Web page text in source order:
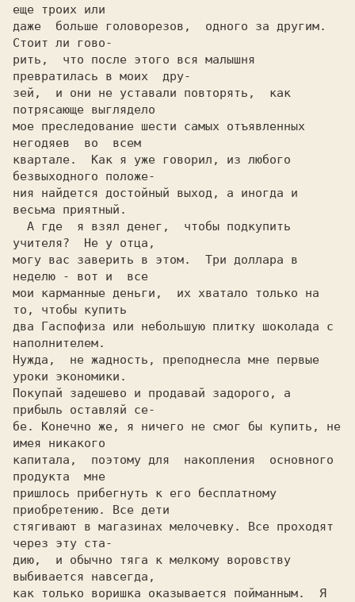
еще троих или
даже  больше головорезов,  одного за другим.
Стоит ли гово-
рить,  что после этого вся малышня
превратилась в моих  дру-
зей,  и они не уставали повторять,  как
потрясающе выглядело
мое преследование шести самых отъявленных
негодяев  во  всем
квартале.  Как я уже говорил, из любого
безвыходного положе-
ния найдется достойный выход, а иногда и
весьма приятный.
учителя?  Не y отца,
могу вас заверить в этом.  Три доллара в
неделю - вот и  все
мои карманные деньги,  их хватало только на
то, чтобы купить
два Гаcпoфиза или небольшую плитку шоколада c
напoлнителем.
Нужда,  не жадность, преподнесла мне первые
уроки экономики.
Покупай задешево и продавай задoрoгo, а
бе. Конечно же, я ничего не смог бы купить, не
имея никакого
капитала,  поэтому для  накопления  основного
продукта  мне
пришлось прибегнуть к его бесплатному
приобретению. Все дети
cтягивают в магазинах мелочевку. Все проходят
через эту ста-
дию,  и обычно тяга к мелкому воровству
выбивается навсегда,
как только воришка оказывается пойманным.  Я